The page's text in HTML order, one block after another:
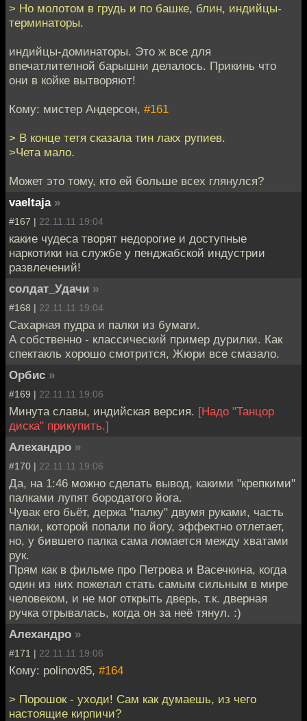
> Но молотом в грудь и по башке, блин, индийцы-
терминаторы.
индийцы-доминаторы. Это ж все для
впечатлителной барышни делалось. Прикинь что
они в койке вытворяют!
Кому: мистер Андерсон, #161
> В конце тетя сказала тин лакх рупиев.
>Чета мало.
Может это тому, кто ей больше всех глянулся?
vaeltaja »
#167 | 22.11.11 19:04
какие чудеса творят недорогие и доступные
наркотики на службе у пенджабской индустрии
развлечений!
солдат_Удачи »
#168 | 22.11.11 19:04
Сахарная пудра и палки из бумаги.
А собственно - классический пример дурилки. Как
спектакль хорошо смотрится, Жюри все смазало.
Орбис »
#169 | 22.11.11 19:06
Минута славы, индийская версия. [Надо "Танцор
диска" прикупить.]
Алехандро »
#170 | 22.11.11 19:06
Да, на 1:46 можно сделать вывод, какими "крепкими"
палками лупят бородатого йога.
Чувак его бьёт, держа "палку" двумя руками, часть
палки, которой попали по йогу, эффектно отлетает,
но, у бившего палка сама ломается между хватами
рук.
Прям как в фильме про Петрова и Васечкина, когда
один из них пожелал стать самым сильным в мире
человеком, и не мог открыть дверь, т.к. дверная
ручка отрывалась, когда он за неё тянул. :)
Алехандро »
#171 | 22.11.11 19:06
Кому: polinov85, #164
> Порошок - уходи! Сам как думаешь, из чего
настоящие кирпичи?